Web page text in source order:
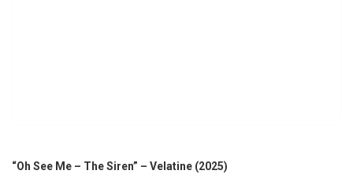
“Oh See Me – The Siren” – Velatine (2025)